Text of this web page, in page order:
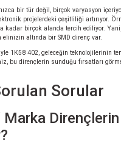
bir tür değil, birçok varyasyon
projelerdeki çeşitliliği artırıyor.
kadar birçok alanda tercih ediliyor.
elinizin altında bir SMD direnç var.
1K58 402, geleceğin teknolojilerinin
bu dirençlerin sunduğu fırsatları
Sorular
Marka